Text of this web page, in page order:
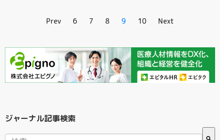
Prev 6 7 8 9 10 Next
ジャーナル記事検索